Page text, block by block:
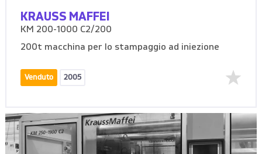
KRAUSS MAFFEI
KM 200-1000 C2/200
200t macchina per lo stampaggio ad iniezione
Venduto 2005